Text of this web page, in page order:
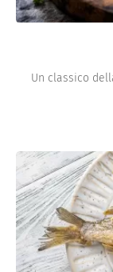
Un classico